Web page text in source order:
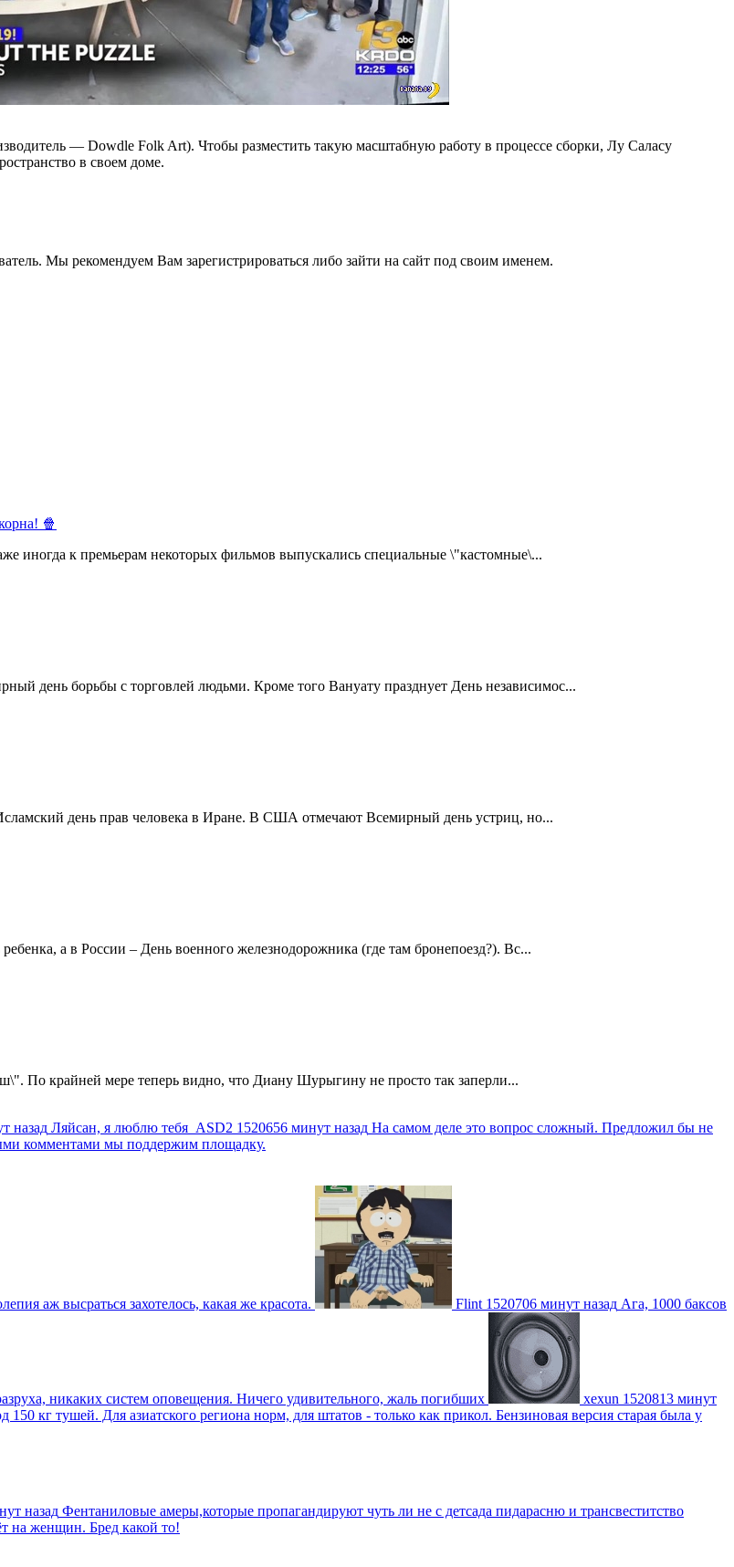
— Dowdle Folk Art). Чтобы разместить такую масштабную работу в процессе сборки, Лу Саласу
в своем доме.
Мы рекомендуем Вам зарегистрироваться либо зайти на сайт под своим именем.
🍿
иногда к премьерам некоторых фильмов выпускались специальные \"кастомные\...
день борьбы с торговлей людьми. Кроме того Вануату празднует День независимос...
день прав человека в Иране. В США отмечают Всемирный день устриц, но...
а в России – День военного железнодорожника (где там бронепоезд?). Вс...
По крайней мере теперь видно, что Диану Шурыгину не просто так заперли...
назад Ляйсан, я люблю тебя ASD2 1520656 минут назад На самом деле это вопрос сложный. Предложил бы не
комментами мы поддержим площадку.
аж высраться захотелось, какая же красота. Flint 1520706 минут назад Ага, 1000 баксов
никаких систем оповещения. Ничего удивительного, жаль погибших xexun 1520813 минут
кг тушей. Для азиатского региона норм, для штатов - только как прикол. Бензиновая версия старая была у
назад Фентаниловые амеры,которые пропагандируют чуть ли не с детсада пидарасню и трансвеститство
на женщин. Бред какой то!